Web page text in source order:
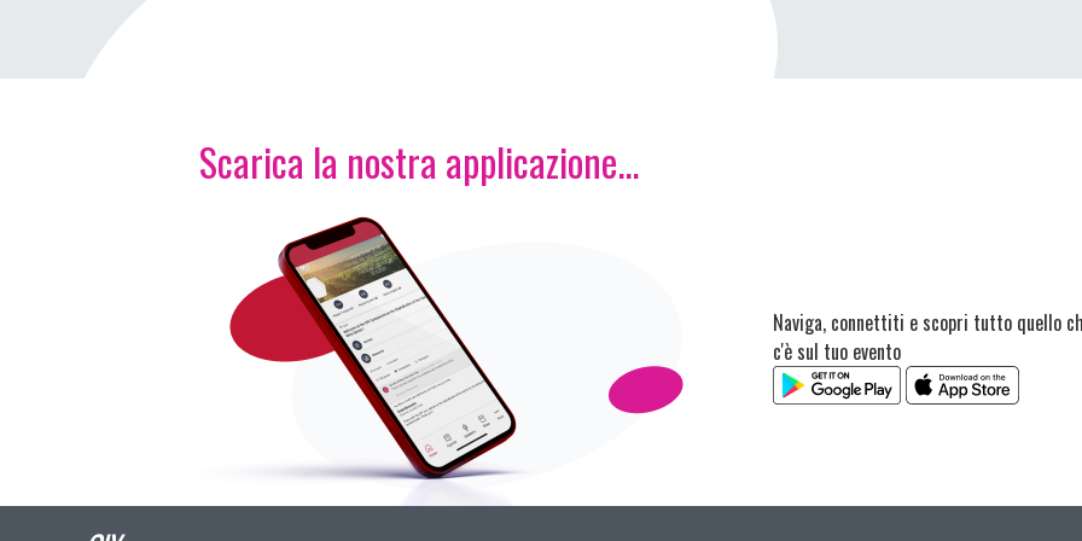
Scarica la nostra applicazione...
Naviga, connettiti e scopri tutto quello
c'è sul tuo evento